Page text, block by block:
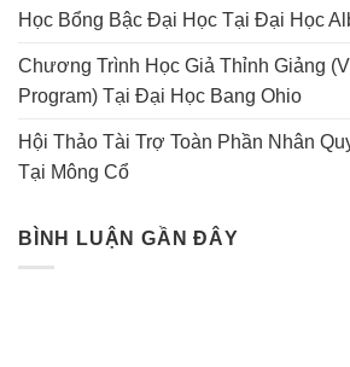
Học Bổng Bậc Đại Học Tại Đại Học
Chương Trình Học Giả Thỉnh Giảng
Program) Tại Đại Học Bang Ohio
Hội Thảo Tài Trợ Toàn Phần Nhân
Tại Mông Cổ
BÌNH LUẬN GẦN ĐÂY